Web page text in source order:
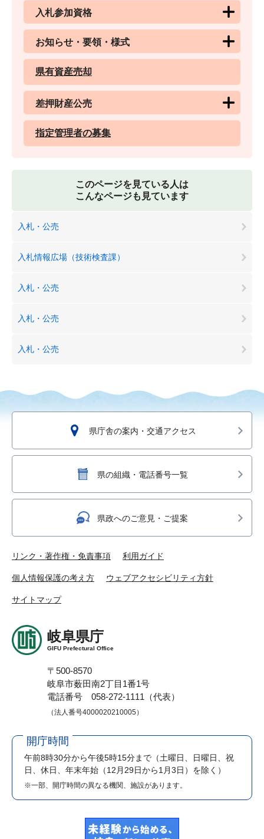
入札参加資格
お知らせ・要領・様式
県有資産売却
差押財産公売
指定管理者の募集
このページを見ている人は
こんなページも見ています
入札・公売
入札情報広場（技術検査課）
入札・公売
入札・公売
入札・公売
県庁舎の案内・交通アクセス
県の組織・電話番号一覧
県政へのご意見・ご提案
リンク・著作権・免責事項 利用ガイド
個人情報保護の考え方 ウェブアクセシビリティ方針
サイトマップ
岐阜県庁
GIFU Prefectural Office
〒500-8570
岐阜市薮田南2丁目1番1号
電話番号 058-272-1111（代表）
（法人番号4000020210005）
開庁時間
午前8時30分から午後5時15分まで （土曜日、日曜日、祝
日、休日、年末年始（12月29日から1月3日）を除く）
※一部、開庁時間の異なる機関、施設があります。